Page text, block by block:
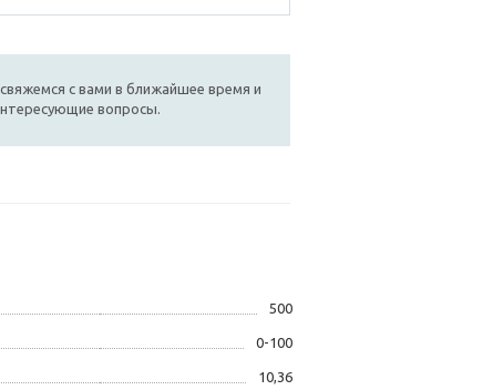
с вами в ближайшее время и
вопросы.
500
0-100
10,36